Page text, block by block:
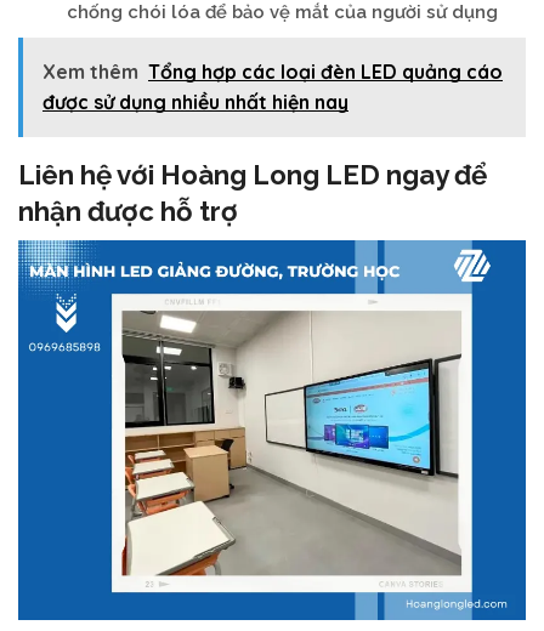
chống chói lóa để bảo vệ mắt của người sử dụng
Xem thêm Tổng hợp các loại đèn LED quảng cáo
được sử dụng nhiều nhất hiện nay
Liên hệ với Hoàng Long LED ngay để
nhận được hỗ trợ